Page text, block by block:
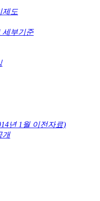
제도
세부기준
년 1월 이전자료)
개